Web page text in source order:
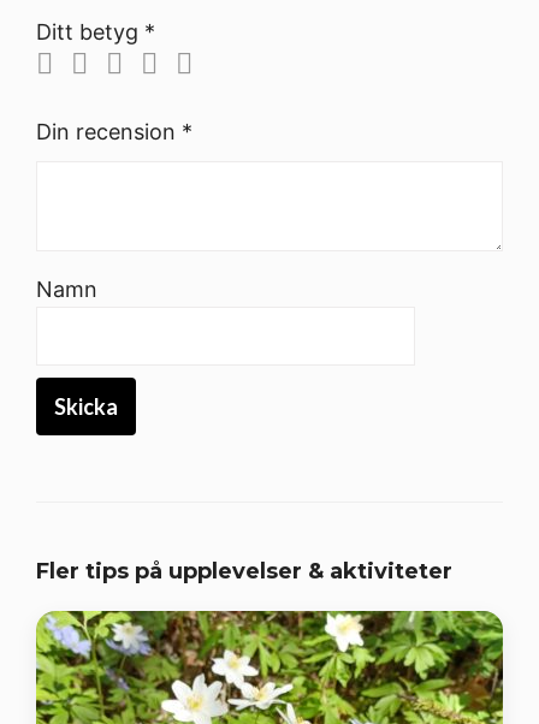
Ditt betyg *
Din recension *
Namn
Fler tips på upplevelser & aktiviteter